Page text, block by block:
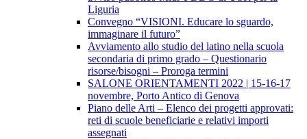
Liguria
Convegno “VISIONI. Educare lo sguardo,
immaginare il futuro”
Avviamento allo studio del latino nella scuola
secondaria di primo grado – Questionario
risorse/bisogni – Proroga termini
SALONE ORIENTAMENTI 2022 | 15-16-17
novembre, Porto Antico di Genova
Piano delle Arti – Elenco dei progetti approvati:
reti di scuole beneficiarie e relativi importi
assegnati